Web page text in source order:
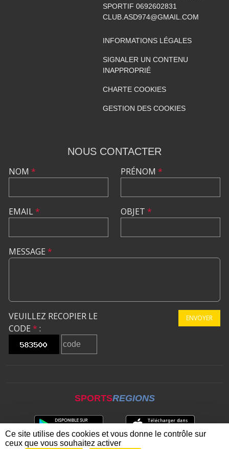
SPORTIF 0692602831
CLUB.ASD974@GMAIL.COM
INFORMATIONS LÉGALES
SIGNALER UN CONTENU
INAPPROPRIÉ
CHARTE COOKIES
GESTION DES COOKIES
NOUS CONTACTER
NOM *
EMAIL*
PRÉNOM *
OBJET *
MESSAGE *
VEUILLEZ RECOPIER LE
CODE * :
ENVOYER
SPORTSREGIONS
Ce site utilise des cookies et vous donne le contrôle sur
ceux que vous souhaitez activer